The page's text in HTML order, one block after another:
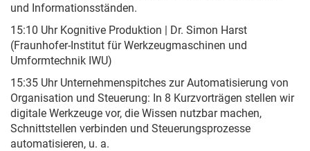
und Informationsständen.
15:10 Uhr Kognitive Produktion | Dr. Simon Harst
(Fraunhofer-Institut für Werkzeugmaschinen und
Umformtechnik IWU)
15:35 Uhr Unternehmenspitches zur Automatisierung von
Organisation und Steuerung: In 8 Kurzvorträgen stellen wir
digitale Werkzeuge vor, die Wissen nutzbar machen,
Schnittstellen verbinden und Steuerungsprozesse
automatisieren, u. a.